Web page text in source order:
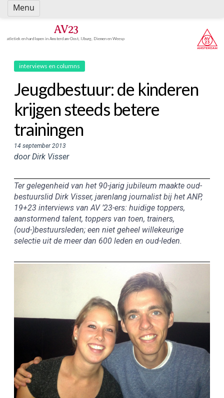
Spring
naar
AV23
atletiek en hardlopen in Amsterdam-Oost, IJburg, Diemen en Weesp
interviews en columns
Jeugdbestuur: de kinderen
krijgen steeds betere
trainingen
14 september 2013
door Dirk Visser
Ter gelegenheid van het 90-jarig jubileum maakte oud-
bestuurslid Dirk Visser, jarenlang journalist bij het ANP,
19+23 interviews van AV ’23-ers: huidige toppers,
aanstormend talent, toppers van toen, trainers,
(oud-)bestuursleden; een niet geheel willekeurige
selectie uit de meer dan 600 leden en oud-leden.
Menu